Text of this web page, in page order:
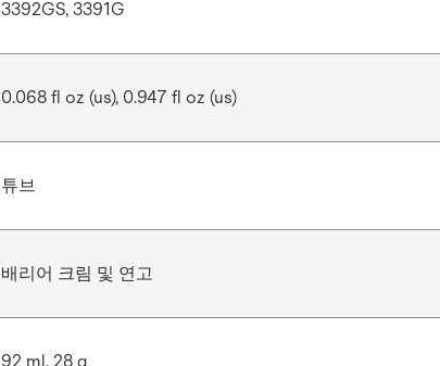
3392GS, 3391G
0.068 fl oz (us), 0.947 fl oz (us)
튜브
배리어 크림 및 연고
92 ml, 28 g